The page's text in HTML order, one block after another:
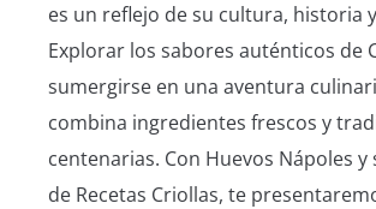
es un reflejo de su cultura, historia
Explorar los sabores auténticos de
sumergirse en una aventura
combina ingredientes frescos y
centenarias. Con Huevos Nápoles y
de Recetas Criollas, te